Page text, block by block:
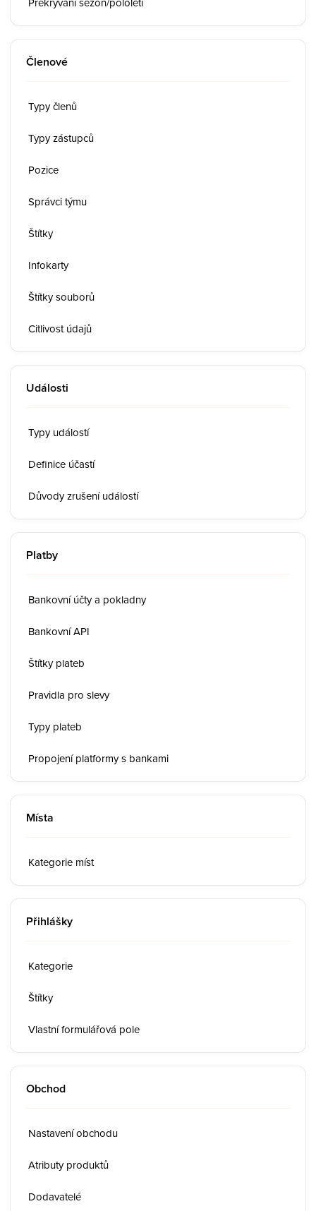
Členové
Typy členů
Typy zástupců
Pozice
Správci týmu
Štítky
Infokarty
Štítky souborů
Citlivost údajů
Události
Typy událostí
Definice účastí
Důvody zrušení událostí
Platby
Bankovní účty a pokladny
Bankovní API
Štítky plateb
Pravidla pro slevy
Typy plateb
Propojení platformy s bankami
Místa
Kategorie míst
Přihlášky
Kategorie
Štítky
Vlastní formulářová pole
Obchod
Nastavení obchodu
Atributy produktů
Dodavatelé